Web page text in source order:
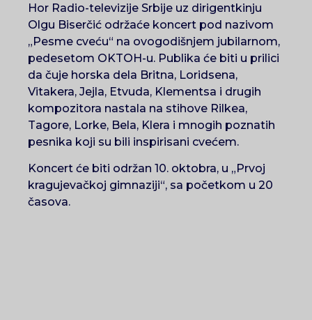
Hor Radio-televizije Srbije uz dirigentkinju
Olgu Biserčić održaće koncert pod nazivom
„Pesme cveću“ na ovogodišnjem jubilarnom,
pedesetom OKTOH-u. Publika će biti u prilici
da čuje horska dela Britna, Loridsena,
Vitakera, Jejla, Etvuda, Klementsa i drugih
kompozitora nastala na stihove Rilkea,
Tagore, Lorke, Bela, Klera i mnogih poznatih
pesnika koji su bili inspirisani cvećem.
Koncert će biti održan 10. oktobra, u „Prvoj
kragujevačkoj gimnaziji“, sa početkom u 20
časova.